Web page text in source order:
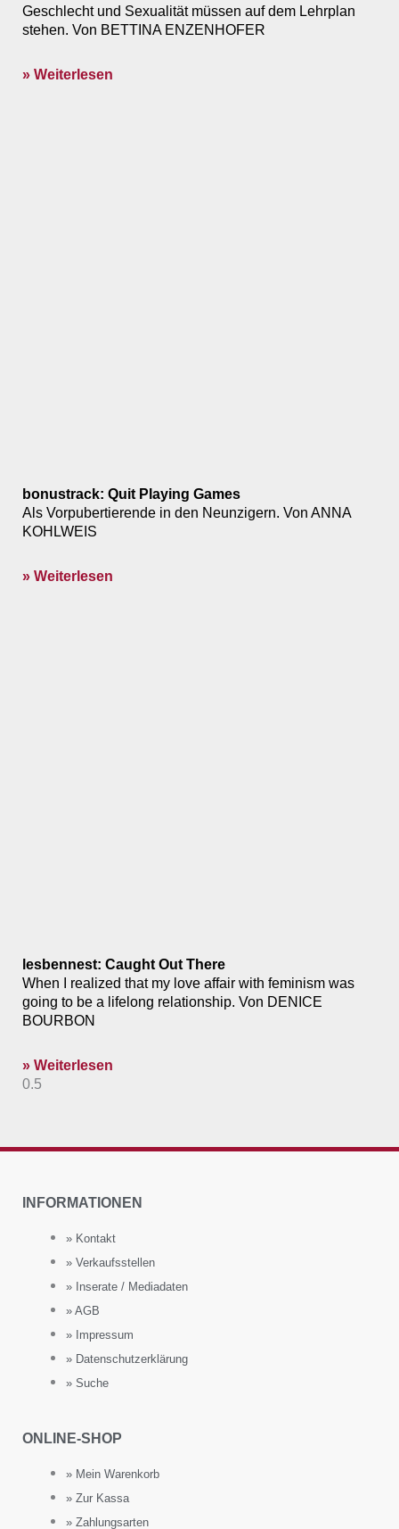
Geschlecht und Sexualität müssen auf dem Lehrplan
stehen. Von BETTINA ENZENHOFER
» Weiterlesen
bonustrack: Quit Playing Games
Als Vorpubertierende in den Neunzigern. Von ANNA
KOHLWEIS
» Weiterlesen
lesbennest: Caught Out There
When I realized that my love affair with feminism was
going to be a lifelong relationship. Von DENICE
BOURBON
» Weiterlesen
INFORMATIONEN
» Kontakt
» Verkaufsstellen
» Inserate / Mediadaten
» AGB
» Impressum
» Datenschutzerklärung
» Suche
ONLINE-SHOP
» Mein Warenkorb
» Zur Kassa
» Zahlungsarten